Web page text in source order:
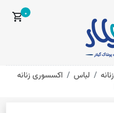
shopping_cart0
لباس
اکسسوری زنانه